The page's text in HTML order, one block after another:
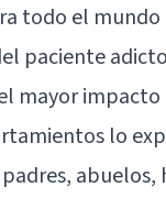
todo el mundo
paciente
mayor impacto
lo